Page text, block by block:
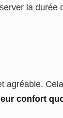
la durée
agréable.
confort